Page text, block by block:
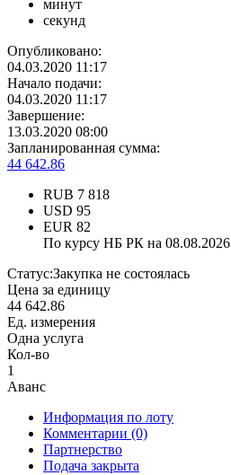
минут
секунд
Опубликовано:
04.03.2020 11:17
Начало подачи:
04.03.2020 11:17
Завершение:
13.03.2020 08:00
Запланированная сумма:
44 642.86
RUB 7 818
USD 95
EUR 82
По курсу НБ РК на 08.08.2026
Статус:Закупка не состоялась
Цена за единицу
44 642.86
Ед. измерения
Одна услуга
Кол-во
1
Аванс
Информация по лоту
Комментарии (0)
Партнерство
Подача закрыта